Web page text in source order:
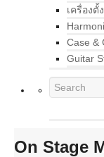
เครื่องตั้
Case &
Guitar
On Stage